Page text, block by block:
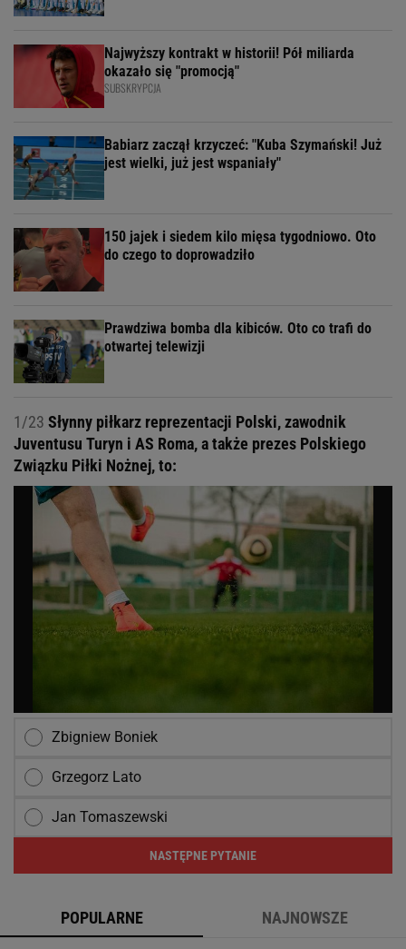
Najwyższy kontrakt w historii! Pół miliarda
okazało się "promocją"
SUBSKRYPCJA
Babiarz zaczął krzyczeć: "Kuba Szymański! Już
jest wielki, już jest wspaniały"
150 jajek i siedem kilo mięsa tygodniowo. Oto
do czego to doprowadziło
Prawdziwa bomba dla kibiców. Oto co trafi do
otwartej telewizji
1/23 Słynny piłkarz reprezentacji Polski, zawodnik
Juventusu Turyn i AS Roma, a także prezes Polskiego
Związku Piłki Nożnej, to:
Zbigniew Boniek
Grzegorz Lato
Jan Tomaszewski
NASTĘPNE PYTANIE
POPULARNE NAJNOWSZE